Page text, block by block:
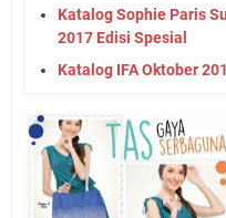
Katalog Sophie Paris
2017 Edisi Spesial
Katalog IFA Oktober